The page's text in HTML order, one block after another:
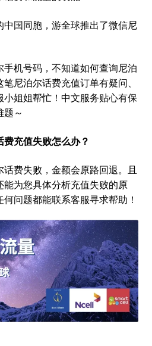
国同胞，游全球推出了微信尼
机号码，不知道如何查询尼泊
尼泊尔话费充值订单有疑问、
姐姐帮忙！中文服务贴心有保
题～
充值失败怎么办？
费失败，金额会原路回退。且
为您具体分析充值失败的原
问题都能联系客服寻求帮助！